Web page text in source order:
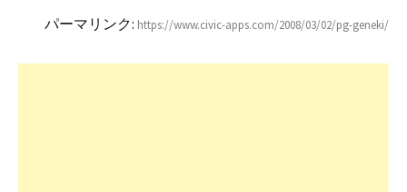
パーマリンク: https://www.civic-apps.com/2008/03/02/pg-geneki/